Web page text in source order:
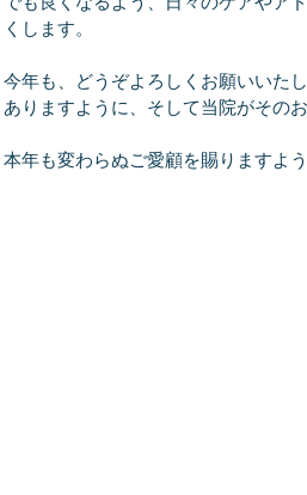
くします。
今年も、どうぞよろしくお願いいた
ありますように、そして当院がその
本年も変わらぬご愛顧を賜りますよ